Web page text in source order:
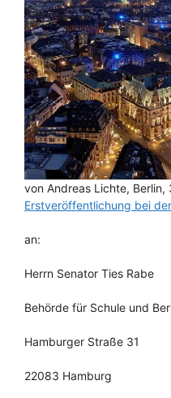
von Andreas Lichte, Berlin,
Erstveröffentlichung bei
an:
Herrn Senator Ties Rabe
Behörde für Schule und
Hamburger Straße 31
22083 Hamburg